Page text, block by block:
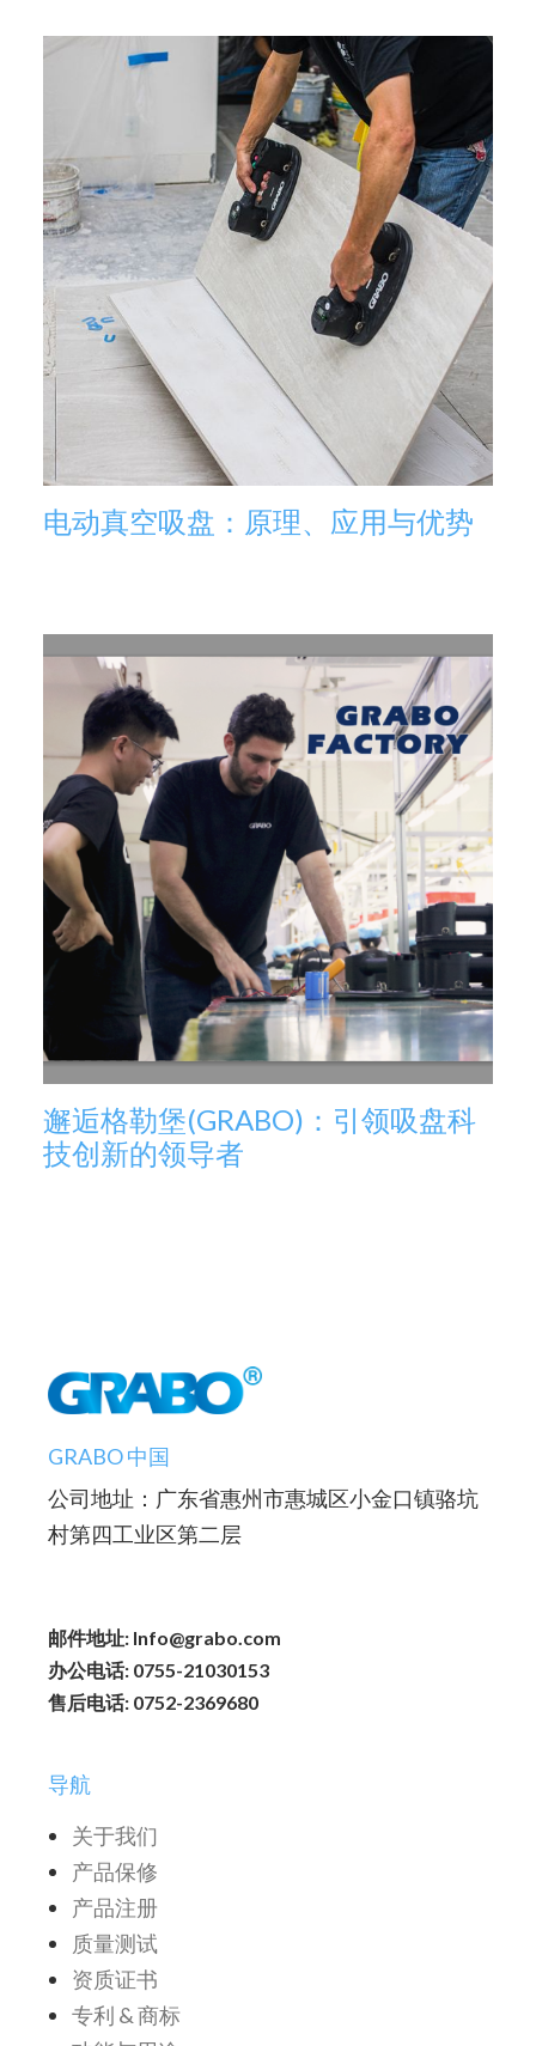
电动真空吸盘：原理、应用与优势
邂逅格勒堡(GRABO)：引领吸盘科
技创新的领导者
GRABO 中国
公司地址：广东省惠州市惠城区小金口镇骆坑
村第四工业区第二层
邮件地址: Info@grabo.com
办公电话: 0755-21030153
售后电话: 0752-2369680
导航
关于我们
产品保修
产品注册
质量测试
资质证书
专利 & 商标